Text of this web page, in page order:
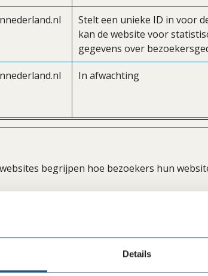
Details
Stelt een unieke ID in voor
kan de website voor
gegevens over
In afwachting
begrijpen hoe bezoekers hun
browser-
Registreert de snelheid en